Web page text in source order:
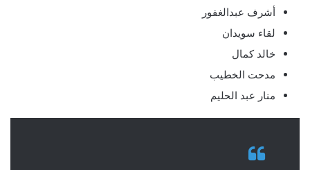
أشرف عبدالغفور
لقاء سويدان
خالد كمال
مدحت الخطيب
منار عبد الحليم